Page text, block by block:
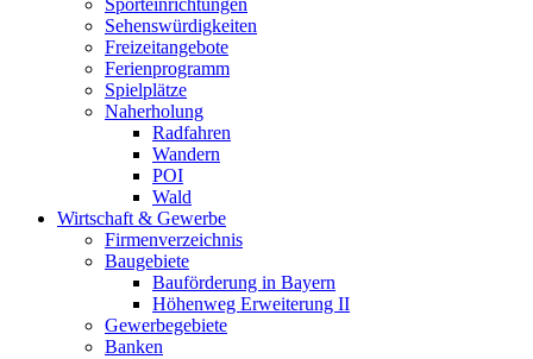
Sporteinrichtungen
Sehenswürdigkeiten
Freizeitangebote
Ferienprogramm
Spielplätze
Naherholung
Radfahren
Wandern
POI
Wald
Wirtschaft & Gewerbe
Firmenverzeichnis
Baugebiete
Bauförderung in Bayern
Höhenweg Erweiterung II
Gewerbegebiete
Banken